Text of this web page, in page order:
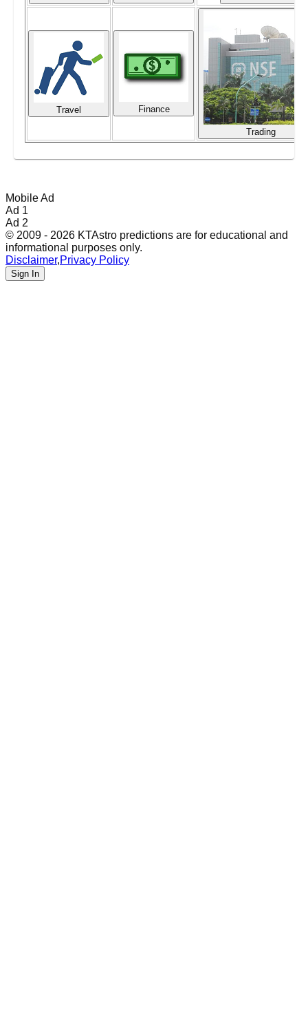
Travel Finance
Trading
Mobile Ad
Ad 1
Ad 2
© 2009 - 2026 KTAstro predictions are for educational and
informational purposes only.
Disclaimer,Privacy Policy
Sign In